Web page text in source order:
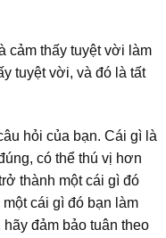
cảm thấy tuyệt vời làm
tuyệt vời, và đó là tất
hỏi của bạn. Cái gì là
có thể thú vị hơn
thành một cái gì đó
cái gì đó bạn làm
đảm bảo tuân theo